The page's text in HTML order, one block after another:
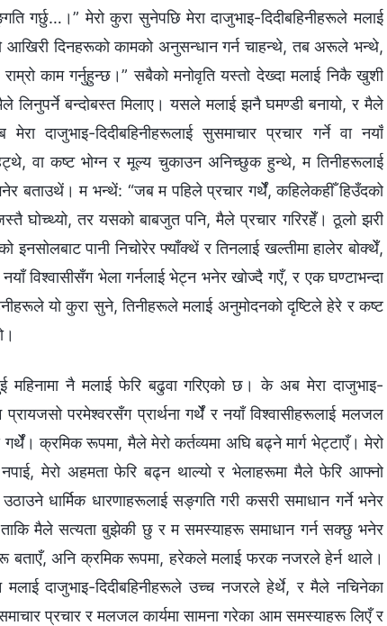
गर्छु…।” मेरो कुरा सुनेपछि मेरा दाजुभाइ-दिदीबहिनीहरूले मलाई
दिनहरूको कामको अनुसन्धान गर्न चाहन्थे, तब अरूले भन्थे,
काम गर्नुहुन्छ।” सबैको मनोवृति यस्तो देख्दा मलाई निकै खुशी
बन्दोबस्त मिलाए। यसले मलाई झनै घमण्‍डी बनायो, र मैले
दाजुभाइ-दिदीबहिनीहरूलाई सुसमाचार प्रचार गर्ने वा नयाँ
वा कष्ट भोग्‍न र मूल्य चुकाउन अनिच्‍छुक हुन्थे, म तिनीहरूलाई
बताउथें। म भन्थें: “जब म पहिले प्रचार गर्थेँ, कहिलेकहीँ हिउँदको
घोच्थ्यो, तर यसको बाबजुत पनि, मैले प्रचार गरिरहेँ। ठूलो झरी
इनसोलबाट पानी निचोरेर फ्याँक्थें र तिनलाई खल्तीमा हालेर बोक्थेँ,
विश्‍वासीसँग भेला गर्नलाई भेट्न भनेर खोज्दै गएँ, र एक घण्टाभन्दा
यो कुरा सुने, तिनीहरूले मलाई अनुमोदनको दृष्टिले हेरे र कष्ट
नै मलाई फेरि बढुवा गरिएको छ। के अब मेरा दाजुभाइ-
परमेश्‍वरसँग प्रार्थना गर्थेँ र नयाँ विश्‍वासीहरूलाई मलजल
क्रमिक रूपमा, मैले मेरो कर्तव्यमा अघि बढ्ने मार्ग भेट्टाएँ। मेरो
नपाई, मेरो अहमता फेरि बढ्न थाल्यो र भेलाहरूमा मैले फेरि आफ्‍नो
धार्मिक धारणाहरूलाई सङ्गति गरी कसरी समाधान गर्ने भनेर
ताकि मैले सत्यता बुझेकी छु र म समस्याहरू समाधान गर्न सक्छु भनेर
बताएँ, अनि क्रमिक रूपमा, हरेकले मलाई फरक नजरले हेर्न थाले।
दाजुभाइ-दिदीबहिनीहरूले उच्‍च नजरले हेर्थे, र मैले नचिनेका
प्रचार र मलजल कार्यमा सामना गरेका आम समस्याहरू लिएँ र